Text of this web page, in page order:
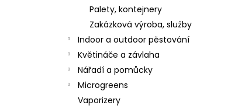
Palety, kontejnery
Zakázková výroba, služby
Indoor a outdoor pěstování
Květináče a závlaha
Nářadí a pomůcky
Microgreens
Vaporizery